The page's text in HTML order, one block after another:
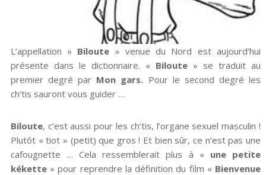
L’appellation « Biloute » venue du Nord est aujourd’hui
présente dans le dictionnaire. « Biloute» se traduit au
premier degré par Mon gars. Pour le second degré les
ch’tis sauront vous guider …
Biloute, c’est aussi pour les ch’tis, l’organe sexuel masculin !
Plutôt « tiot » (petit) que gros ! Et bien sûr, ce n’est pas une
cafougnette … Cela ressemblerait plus à « une petite
kékette» pour reprendre la définition du film « Bienvenue